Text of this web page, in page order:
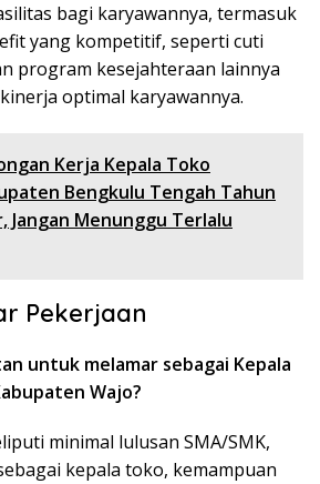
bagi karyawannya, termasuk
yang kompetitif, seperti cuti
program kesejahteraan lainnya
optimal karyawannya.
Kerja Kepala Toko
Bengkulu Tengah Tahun
Jangan Menunggu Terlalu
Pekerjaan
untuk melamar sebagai Kepala
Wajo?
minimal lulusan SMA/SMK,
kepala toko, kemampuan